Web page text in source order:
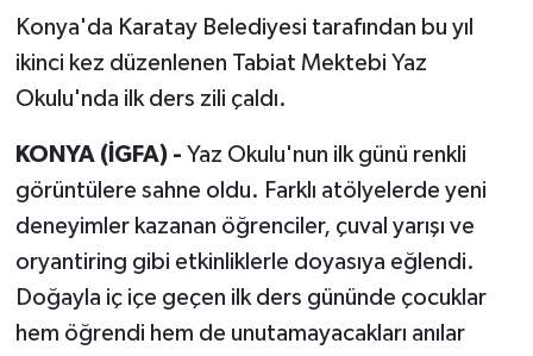
Konya'da Karatay Belediyesi tarafından bu yıl
ikinci kez düzenlenen Tabiat Mektebi Yaz
Okulu'nda ilk ders zili çaldı.
KONYA (İGFA) - Yaz Okulu'nun ilk günü renkli
görüntülere sahne oldu. Farklı atölyelerde yeni
deneyimler kazanan öğrenciler, çuval yarışı ve
oryantiring gibi etkinliklerle doyasıya eğlendi.
Doğayla iç içe geçen ilk ders gününde çocuklar
hem öğrendi hem de unutamayacakları anılar